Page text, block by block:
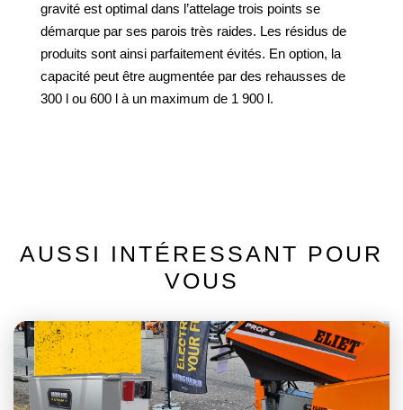
gravité est optimal dans l’attelage trois points se
démarque par ses parois très raides. Les résidus de
produits sont ainsi parfaitement évités. En option, la
capacité peut être augmentée par des rehausses de
300 l ou 600 l à un maximum de 1 900 l.
AUSSI INTÉRESSANT POUR
VOUS